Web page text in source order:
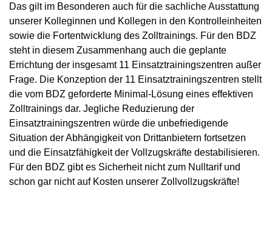
Das gilt im Besonderen auch für die sachliche Ausstattung
unserer Kolleginnen und Kollegen in den Kontrolleinheiten
sowie die Fortentwicklung des Zolltrainings. Für den BDZ
steht in diesem Zusammenhang auch die geplante
Errichtung der insgesamt 11 Einsatztrainingszentren außer
Frage. Die Konzeption der 11 Einsatztrainingszentren stellt
die vom BDZ geforderte Minimal-Lösung eines effektiven
Zolltrainings dar. Jegliche Reduzierung der
Einsatztrainingszentren würde die unbefriedigende
Situation der Abhängigkeit von Drittanbietern fortsetzen
und die Einsatzfähigkeit der Vollzugskräfte destabilisieren.
Für den BDZ gibt es Sicherheit nicht zum Nulltarif und
schon gar nicht auf Kosten unserer Zollvollzugskräfte!